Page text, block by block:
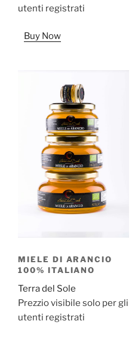
utenti registrati
Buy Now
MIELE DI ARANCIO
100% ITALIANO
Terra del Sole
Prezzio visibile solo per gli
utenti registrati